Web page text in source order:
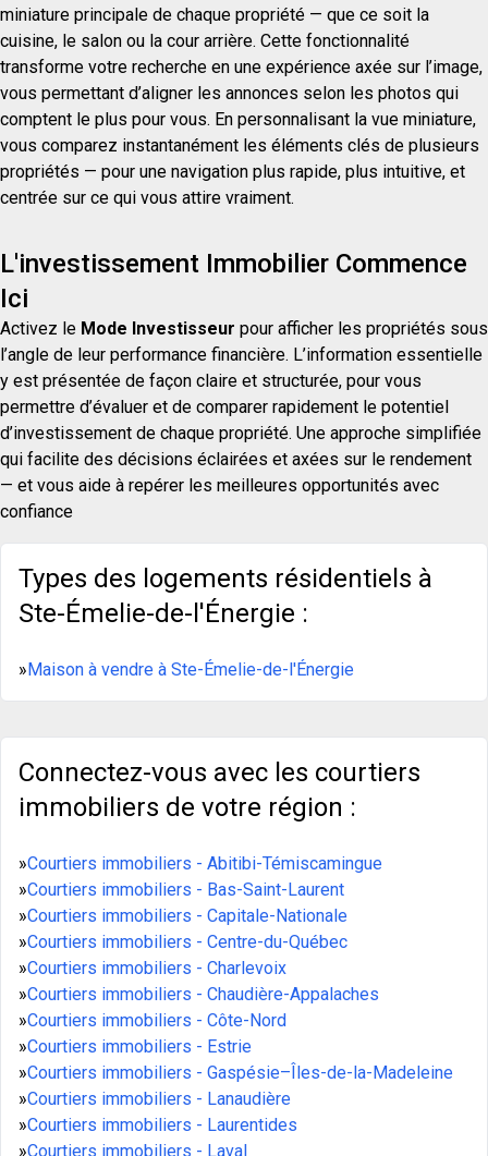
miniature principale de chaque propriété — que ce soit la
cuisine, le salon ou la cour arrière. Cette fonctionnalité
transforme votre recherche en une expérience axée sur l’image,
vous permettant d’aligner les annonces selon les photos qui
comptent le plus pour vous. En personnalisant la vue miniature,
vous comparez instantanément les éléments clés de plusieurs
propriétés — pour une navigation plus rapide, plus intuitive, et
centrée sur ce qui vous attire vraiment.
L'investissement Immobilier Commence
Ici
Activez le Mode Investisseur pour afficher les propriétés sous
l’angle de leur performance financière. L’information essentielle
y est présentée de façon claire et structurée, pour vous
permettre d’évaluer et de comparer rapidement le potentiel
d’investissement de chaque propriété. Une approche simplifiée
qui facilite des décisions éclairées et axées sur le rendement
— et vous aide à repérer les meilleures opportunités avec
confiance
Types des logements résidentiels à
Ste-Émelie-de-l'Énergie :
»Maison à vendre à Ste-Émelie-de-l'Énergie
Connectez-vous avec les courtiers
immobiliers de votre région :
»Courtiers immobiliers - Abitibi-Témiscamingue
»Courtiers immobiliers - Bas-Saint-Laurent
»Courtiers immobiliers - Capitale-Nationale
»Courtiers immobiliers - Centre-du-Québec
»Courtiers immobiliers - Charlevoix
»Courtiers immobiliers - Chaudière-Appalaches
»Courtiers immobiliers - Côte-Nord
»Courtiers immobiliers - Estrie
»Courtiers immobiliers - Gaspésie–Îles-de-la-Madeleine
»Courtiers immobiliers - Lanaudière
»Courtiers immobiliers - Laurentides
»Courtiers immobiliers - Laval